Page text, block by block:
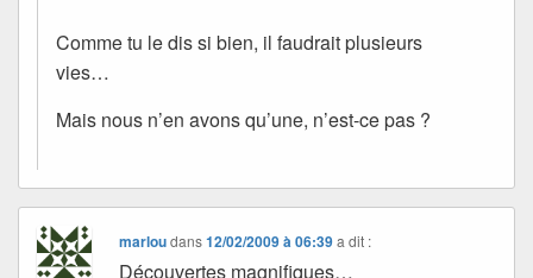
Comme tu le dis si bien, il faudrait plusieurs
vies…
Mais nous n’en avons qu’une, n’est-ce pas ?
marloudans12/02/2009 à 06:39 a dit :
Découvertes magnifiques…